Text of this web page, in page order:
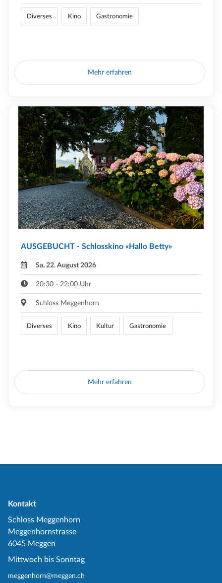
Diverses Kino Gastronomie
Mehr erfahren
AUSGEBUCHT - Schlosskino «Hallo Betty»
Sa, 22. August 2026
20:30 - 22:00 Uhr
Schloss Meggenhorn
Diverses Kino Kultur Gastronomie
Mehr erfahren
Kontakt
Schloss Meggenhorn
Meggenhornstrasse
6045 Meggen
Mittwoch bis Sonntag
meggenhorn@meggen.ch